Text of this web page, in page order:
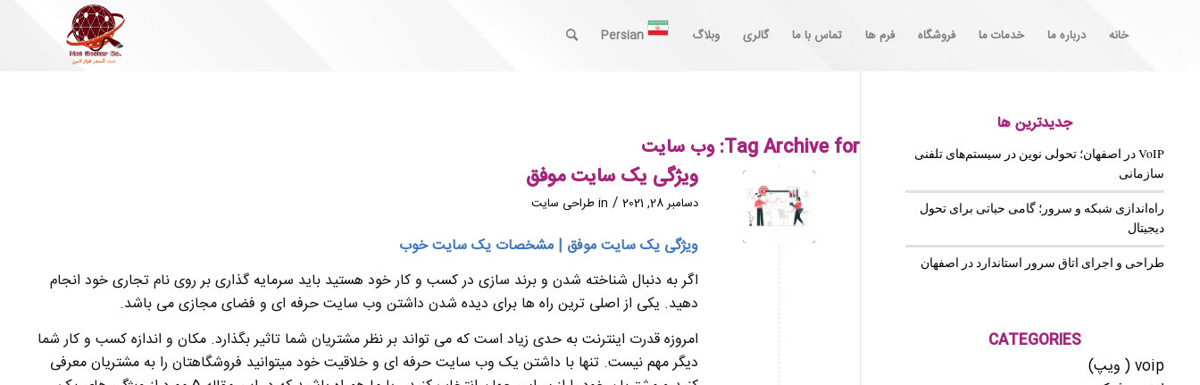
خانه درباره ما خدمات ما فروشگاه فرم ها تماس با ما گالری وبلاگ Persian
Tag Archive for: وب سایت
ویژگی یک سایت موفق
دسامبر 28, 2021 /
in طراحی سایت
ویژگی یک سایت موفق | مشخصات یک سایت خوب
اگر به دنبال شناخته شدن و برند سازی در کسب و کار خود هستید باید سرمایه گذاری بر روی نام تجاری خود انجام
دهید. یکی از اصلی ترین راه ها برای دیده شدن داشتن وب سایت حرفه ای و فضای مجازی می باشد.
امروزه قدرت اینترنت به حدی زیاد است که می تواند بر نظر مشتریان شما تاثیر بگذارد. مکان و اندازه کسب و کار شما
دیگر مهم نیست. تنها با داشتن یک وب سایت حرفه ای و خلاقیت خود میتوانید فروشگاهتان را به مشتریان معرفی
جدیدترین ها
VoIP در اصفهان؛ تحولی نوین در سیستم‌های تلفنی
سازمانی
راه‌اندازی شبکه و سرور؛ گامی حیاتی برای تحول
دیجیتال
طراحی و اجرای اتاق سرور استاندارد در اصفهان
CATEGORIES
voip ( ویپ)